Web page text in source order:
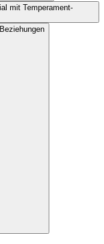
mit Temperament-